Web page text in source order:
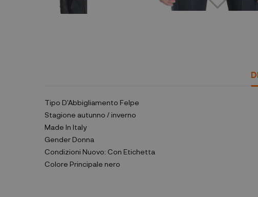
Tipo D'Abbigliamento Felpe
Stagione autunno / inverno
Made In Italy
Gender Donna
Condizioni Nuovo: Con Etichetta
Colore Principale nero